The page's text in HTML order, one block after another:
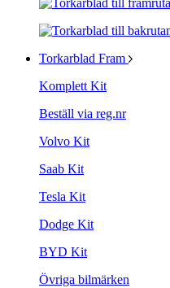
Torkarblad Fram
Komplett Kit
Beställ via reg.nr
Volvo Kit
Saab Kit
Tesla Kit
Dodge Kit
BYD Kit
Övriga bilmärken